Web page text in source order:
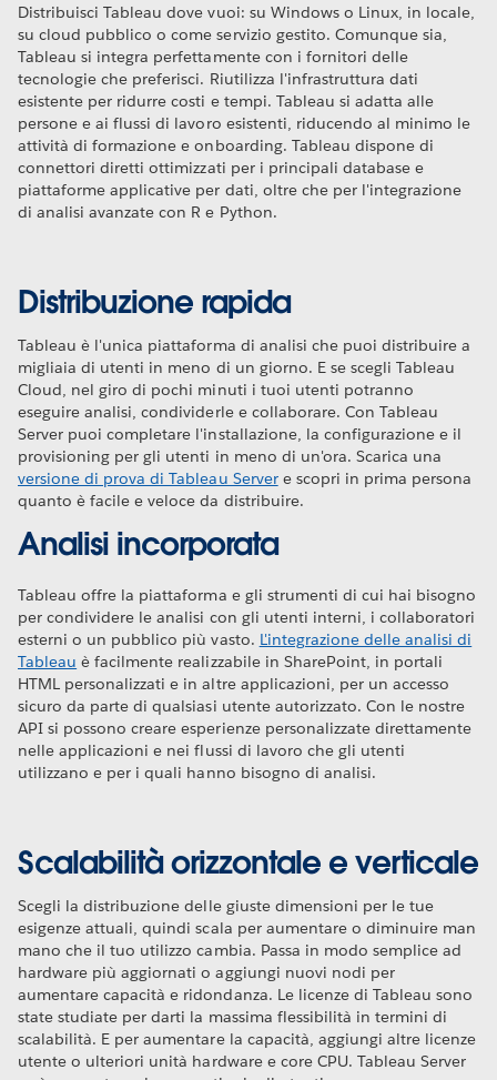
Distribuisci Tableau dove vuoi: su Windows o Linux, in locale,
su cloud pubblico o come servizio gestito. Comunque sia,
Tableau si integra perfettamente con i fornitori delle
tecnologie che preferisci. Riutilizza l'infrastruttura dati
esistente per ridurre costi e tempi. Tableau si adatta alle
persone e ai flussi di lavoro esistenti, riducendo al minimo le
attività di formazione e onboarding. Tableau dispone di
connettori diretti ottimizzati per i principali database e
piattaforme applicative per dati, oltre che per l'integrazione
di analisi avanzate con R e Python.
Distribuzione rapida
Tableau è l'unica piattaforma di analisi che puoi distribuire a
migliaia di utenti in meno di un giorno. E se scegli Tableau
Cloud, nel giro di pochi minuti i tuoi utenti potranno
eseguire analisi, condividerle e collaborare. Con Tableau
Server puoi completare l'installazione, la configurazione e il
provisioning per gli utenti in meno di un'ora. Scarica una
versione di prova di Tableau Servere scopri in prima persona
quanto è facile e veloce da distribuire.
Analisi incorporata
Tableau offre la piattaforma e gli strumenti di cui hai bisogno
per condividere le analisi con gli utenti interni, i collaboratori
esterni o un pubblico più vasto. L'integrazione delle analisi di
Tableau è facilmente realizzabile in SharePoint, in portali
HTML personalizzati e in altre applicazioni, per un accesso
sicuro da parte di qualsiasi utente autorizzato. Con le nostre
API si possono creare esperienze personalizzate direttamente
nelle applicazioni e nei flussi di lavoro che gli utenti
utilizzano e per i quali hanno bisogno di analisi.
Scalabilità orizzontale e verticale
Scegli la distribuzione delle giuste dimensioni per le tue
esigenze attuali, quindi scala per aumentare o diminuire man
mano che il tuo utilizzo cambia. Passa in modo semplice ad
hardware più aggiornati o aggiungi nuovi nodi per
aumentare capacità e ridondanza. Le licenze di Tableau sono
state studiate per darti la massima flessibilità in termini di
scalabilità. E per aumentare la capacità, aggiungi altre licenze
utente o ulteriori unità hardware e core CPU. Tableau Server